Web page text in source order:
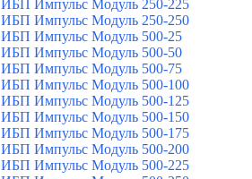
ИБП Импульс Модуль 250-225
ИБП Импульс Модуль 250-250
ИБП Импульс Модуль 500-25
ИБП Импульс Модуль 500-50
ИБП Импульс Модуль 500-75
ИБП Импульс Модуль 500-100
ИБП Импульс Модуль 500-125
ИБП Импульс Модуль 500-150
ИБП Импульс Модуль 500-175
ИБП Импульс Модуль 500-200
ИБП Импульс Модуль 500-225